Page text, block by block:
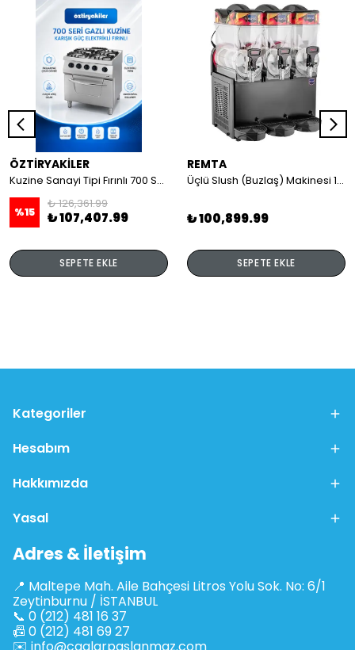
ÖZTİRYAKİLER
Kuzine Sanayi Tipi Fırınlı 700 Seri Gazlı 4 Açık Ateş 80x70x85 (Lp)-2X6Kw+2X7,5Kw+6Kw Elektrikli Fırın
%15
₺ 126,361.99
₺ 107,407.99
SEPETE EKLE
REMTA
Üçlü Slush (Buzlaş) Makinesi 12+12+12 lt
₺ 100,899.99
SEPETE EKLE
Kategoriler
Hesabım
Hakkımızda
Yasal
Adres & İletişim
📍 Maltepe Mah. Aile Bahçesi Litros Yolu Sok. No: 6/1
Zeytinburnu / İSTANBUL
📞 0 (212) 481 16 37
📠 0 (212) 481 69 27